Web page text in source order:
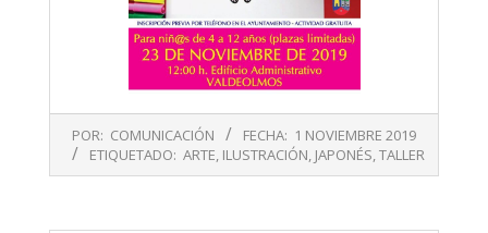
11-
POR: COMUNICACIÓN FECHA: 1 NOVIEMBRE 2019
ETIQUETADO: ARTE, ILUSTRACIÓN, JAPONÉS,TALLER